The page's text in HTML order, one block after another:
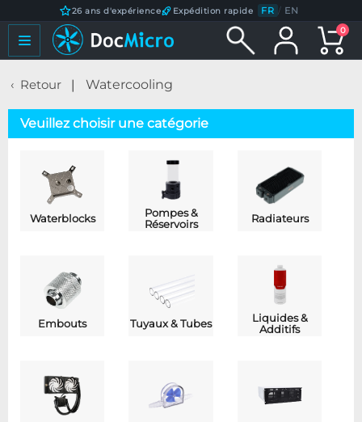
26 ans d'expérience Expédition rapide FR / EN
0
Retour Watercooling
Veuillez choisir une catégorie
Waterblocks
Pompes &
Réservoirs
Radiateurs
Embouts Tuyaux & Tubes
Liquides &
Additifs